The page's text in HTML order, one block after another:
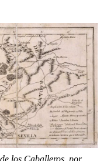
los Caballeros , por